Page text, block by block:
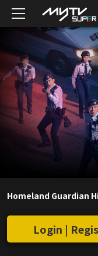
Homeland Guardian
Login |